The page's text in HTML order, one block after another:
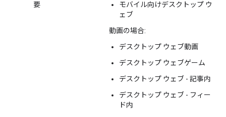
要
モバイル向けデスクトップ ウ
ェブ
動画の場合:
デスクトップ ウェブ動画
デスクトップ ウェブゲーム
デスクトップ ウェブ - 記事内
デスクトップ ウェブ - フィー
ド内